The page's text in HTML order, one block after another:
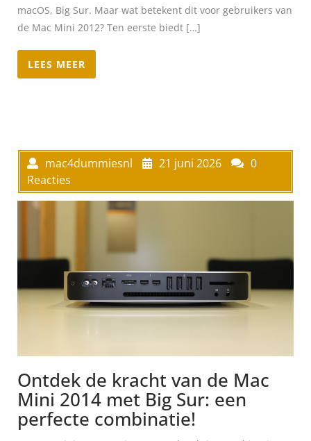
macOS, Big Sur. Maar wat betekent dit voor gebruikers van
de Mac Mini 2012? Ten eerste biedt […]
LEES MEER
mac4dummiesnl 21 juni 2026
0
Reacties
Ontdek de kracht van de Mac
Mini 2014 met Big Sur: een
perfecte combinatie!